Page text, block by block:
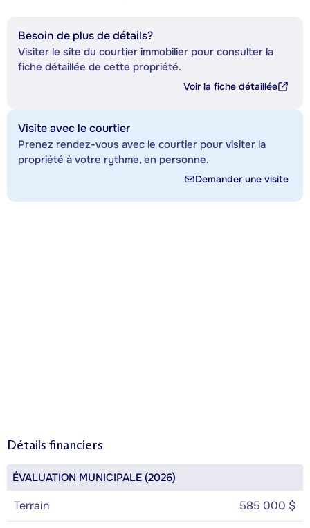
Besoin de plus de détails?
Visiter le site du courtier immobilier pour consulter la
fiche détaillée de cette propriété.
Voir la fiche détaillée
Visite avec le courtier
Prenez rendez-vous avec le courtier pour visiter la
propriété à votre rythme, en personne.
Demander une visite
Détails financiers
ÉVALUATION MUNICIPALE (2026)
Terrain 585 000 $